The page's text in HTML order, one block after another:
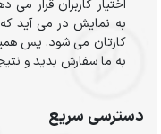
اختیار کاربران قرار
به نمایش در می آید
کارتان می شود. پس
به ما سفارش بدید و
دسترسی سریع